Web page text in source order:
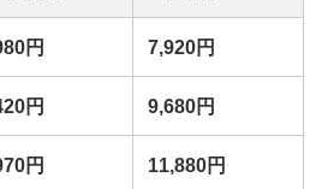
円 7,920円
円 9,680円
円 11,880円